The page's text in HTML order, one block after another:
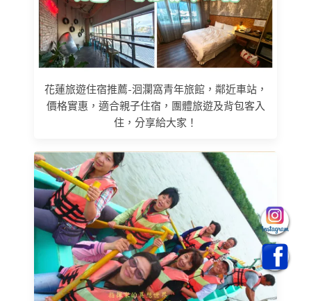
花蓮旅遊住宿推薦-洄瀾窩青年旅館，鄰近車站，
價格實惠，適合親子住宿，團體旅遊及背包客入
住，分享給大家！